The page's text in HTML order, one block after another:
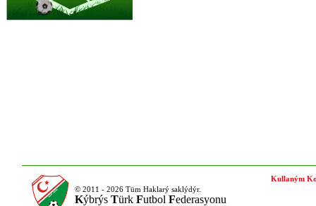
© 2011 - 2026 Tüm Haklarý saklýdýr.
Kýbrýs Türk Futbol Federasyonu
Kullaným